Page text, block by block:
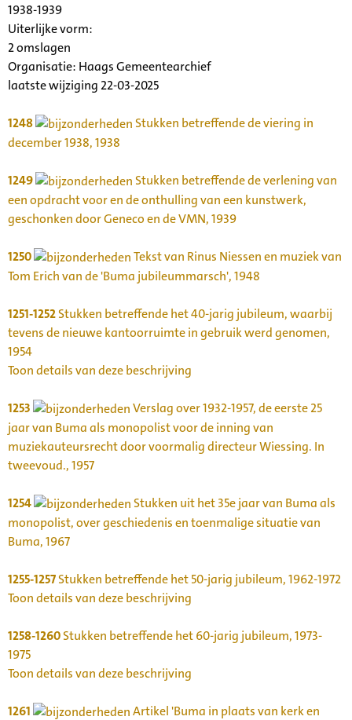
1938-1939
Uiterlijke vorm:
2 omslagen
Organisatie: Haags Gemeentearchief
laatste wijziging 22-03-2025
1248
Stukken betreffende de viering in
december 1938, 1938
1249
Stukken betreffende de verlening van
een opdracht voor en de onthulling van een kunstwerk,
geschonken door Geneco en de VMN, 1939
1250
Tekst van Rinus Niessen en muziek van
Tom Erich van de 'Buma jubileummarsch', 1948
1251-1252Stukken betreffende het 40-jarig jubileum, waarbij
tevens de nieuwe kantoorruimte in gebruik werd genomen,
1954
Toon details van deze beschrijving
1253
Verslag over 1932-1957, de eerste 25
jaar van Buma als monopolist voor de inning van
muziekauteursrecht door voormalig directeur Wiessing. In
tweevoud., 1957
1254
Stukken uit het 35e jaar van Buma als
monopolist, over geschiedenis en toenmalige situatie van
Buma, 1967
1255-1257Stukken betreffende het 50-jarig jubileum, 1962-1972
Toon details van deze beschrijving
1258-1260Stukken betreffende het 60-jarig jubileum, 1973-
1975
Toon details van deze beschrijving
1261
Artikel 'Buma in plaats van kerk en